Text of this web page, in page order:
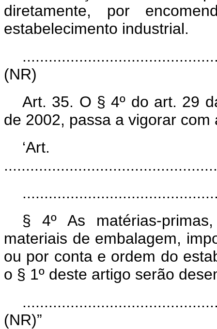
diretamente, por
estabelecimento industrial.
(NR)
Art. 35. O § 4º do art. 29
de 2002, passa a vigorar com
§ 4º As matérias-
materiais de embalagem,
ou por conta e ordem do
o § 1º deste artigo serão
(NR)”